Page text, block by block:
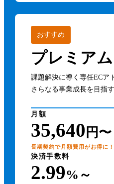
おすすめ
プレミアム
課題解決に導く専任ECア
さらなる事業成長を目指
月額
35,640 円〜
長期契約で月額費用がお得に！
決済手数料
2.99%～